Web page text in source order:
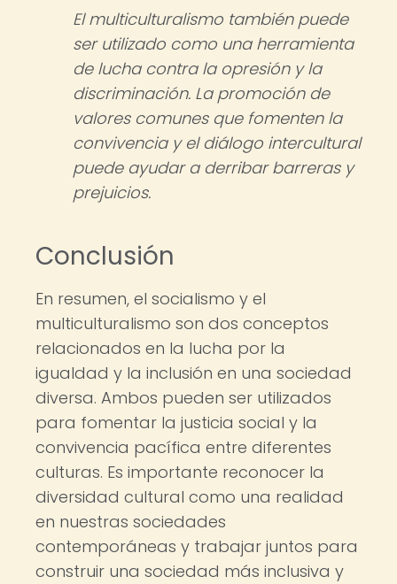
El multiculturalismo también puede
ser utilizado como una herramienta
de lucha contra la opresión y la
discriminación. La promoción de
valores comunes que fomenten la
convivencia y el diálogo intercultural
puede ayudar a derribar barreras y
prejuicios.
Conclusión
En resumen, el socialismo y el
multiculturalismo son dos conceptos
relacionados en la lucha por la
igualdad y la inclusión en una sociedad
diversa. Ambos pueden ser utilizados
para fomentar la justicia social y la
convivencia pacífica entre diferentes
culturas. Es importante reconocer la
diversidad cultural como una realidad
en nuestras sociedades
contemporáneas y trabajar juntos para
construir una sociedad más inclusiva y